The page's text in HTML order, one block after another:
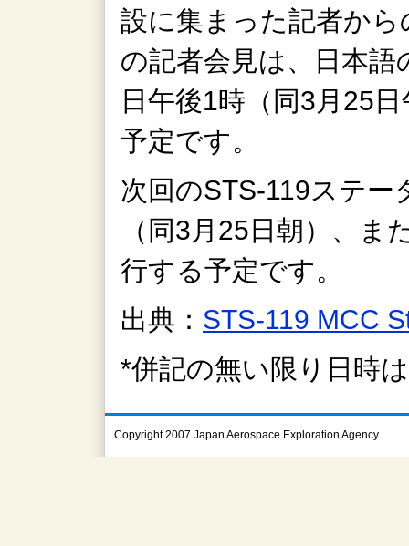
設に集まった記者か
の記者会見は、日本
日午後1時（同3月25
予定です。
次回のSTS-119ステー
（同3月25日朝）、
行する予定です。
出典： STS-119 MCC
*併記の無い限り日時
Copyright 2007 Japan Aerospace Exploration Agency